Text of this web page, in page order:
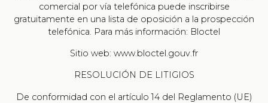
comercial por vía telefónica puede inscribirse
gratuitamente en una lista de oposición a la prospección
telefónica. Para más información: Bloctel
Sitio web: www.bloctel.gouv.fr
RESOLUCIÓN DE LITIGIOS
De conformidad con el artículo 14 del Reglamento (UE)